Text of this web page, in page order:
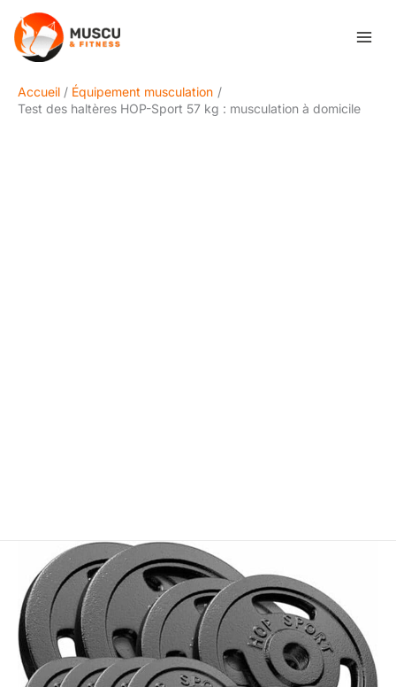
contenu
Accueil
Équipement musculation
Test des haltères HOP-Sport 57 kg : musculation à domicile
Rechercher